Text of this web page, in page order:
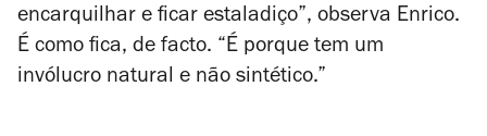
encarquilhar e ficar estaladiço”, observa Enrico.
É como fica, de facto. “É porque tem um
invólucro natural e não sintético.”